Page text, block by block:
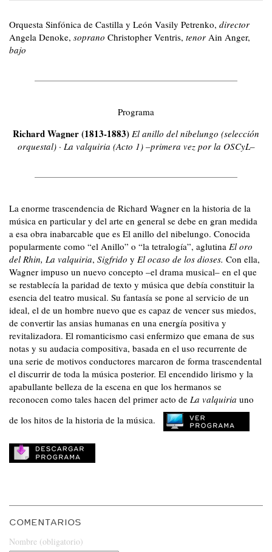
Orquesta Sinfónica de Castilla y León Vasily Petrenko, director
Angela Denoke, soprano Christopher Ventris, tenor Ain Anger,
bajo
Programa
Richard Wagner (1813-1883) El anillo del nibelungo (selección
orquestal) · La valquiria (Acto 1) –primera vez por la OSCyL–
La enorme trascendencia de Richard Wagner en la historia de la
música en particular y del arte en general se debe en gran medida
a esa obra inabarcable que es El anillo del nibelungo. Conocida
popularmente como “el Anillo” o “la tetralogía”, aglutina El oro
del Rhin, La valquiria, Sigfrido y El ocaso de los dioses. Con ella,
Wagner impuso un nuevo concepto –el drama musical– en el que
se restablecía la paridad de texto y música que debía constituir la
esencia del teatro musical. Su fantasía se pone al servicio de un
ideal, el de un hombre nuevo que es capaz de vencer sus miedos,
de convertir las ansias humanas en una energía positiva y
revitalizadora. El romanticismo casi enfermizo que emana de sus
notas y su audacia compositiva, basada en el uso recurrente de
una serie de motivos conductores marcaron de forma trascendental
el discurrir de toda la música posterior. El encendido lirismo y la
apabullante belleza de la escena en que los hermanos se
reconocen como tales hacen del primer acto de La valquiria uno
de los hitos de la historia de la música.
COMENTARIOS
Nombre (obligatorio)